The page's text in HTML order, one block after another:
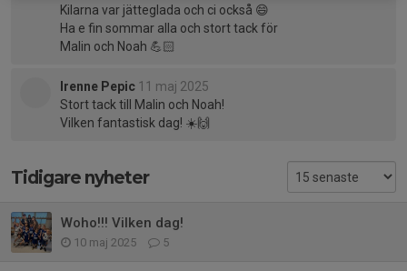
Kilarna var jätteglada och ci också 😄
Ha e fin sommar alla och stort tack för
Malin och Noah 💪🏻
Irenne Pepic 11 maj 2025
Stort tack till Malin och Noah!
Vilken fantastisk dag! ☀️🙌
Tidigare nyheter
Woho!!! Vilken dag!
10 maj 2025 5